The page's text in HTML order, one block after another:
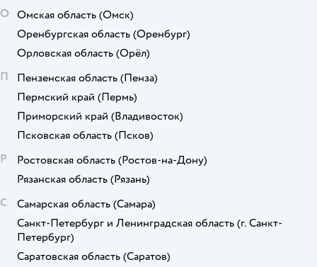
О Омская область (Омск)
Оренбургская область (Оренбург)
Орловская область (Орёл)
П
Пензенская область (Пенза)
Пермский край (Пермь)
Приморский край (Владивосток)
Псковская область (Псков)
Р
Ростовская область (Ростов-на-Дону)
Рязанская область (Рязань)
С
Самарская область (Самара)
Санкт-Петербург и Ленинградская область (г. Санкт-
Петербург)
Саратовская область (Саратов)